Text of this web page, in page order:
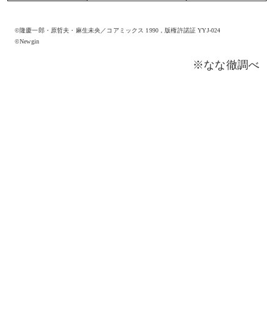
©隆慶一郎・原哲夫・麻生未央／コアミックス 1990，版権許諾証 YYJ-024
©Newgin
※なな徹調べ